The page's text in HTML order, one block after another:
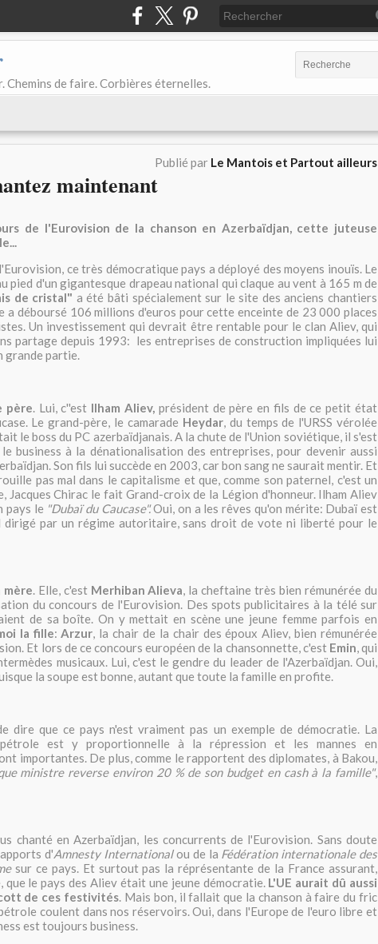
Chemins de faire. Corbières éternelles.
Publié par Le Mantois et Partout ailleurs
maintenant
de l'Eurovision de la chanson en Azerbaïdjan, cette juteuse
ce très démocratique pays a déployé des moyens inouïs. Le
pied d'un gigantesque drapeau national qui claque au vent à 165 m de
de cristal" a été bâti spécialement sur le site des anciens chantiers
a déboursé 106 millions d'euros pour cette enceinte de 23 000 places
Un investissement qui devrait être rentable pour le clan Aliev, qui
partage depuis 1993: les entreprises de construction impliquées lui
grande partie.
père. Lui, c''est Ilham Aliev, président de père en fils de ce petit état
Le grand-père, le camarade Heydar, du temps de l'URSS vérolée
le boss du PC azerbaïdjanais. A la chute de l'Union soviétique, il s'est
business à la dénationalisation des entreprises, pour devenir aussi
Son fils lui succède en 2003, car bon sang ne saurait mentir. Et
pas mal dans le capitalisme et que, comme son paternel, c'est un
Jacques Chirac le fait Grand-croix de la Légion d'honneur. Ilham Aliev
pays le "Dubaï du Caucase".Oui, on a les rêves qu'on mérite: Dubaï est
dirigé par un régime autoritaire, sans droit de vote ni liberté pour le
mère. Elle, c'est Merhiban Alieva, la cheftaine très bien rémunérée du
du concours de l'Eurovision. Des spots publicitaires à la télé sur
de sa boîte. On y mettait en scène une jeune femme parfois en
la fille:Arzur, la chair de la chair des époux Aliev, bien rémunérée
Et lors de ce concours européen de la chansonnette, c'est Emin, qui
musicaux. Lui, c'est le gendre du leader de l'Azerbaïdjan. Oui,
la soupe est bonne, autant que toute la famille en profite.
dire que ce pays n'est vraiment pas un exemple de démocratie. La
est y proportionnelle à la répression et les mannes en
importantes. De plus, comme le rapportent des diplomates, à Bakou,
ministre reverse environ 20 % de son budget en cash à la famille",
chanté en Azerbaïdjan, les concurrents de l'Eurovision. Sans doute
d'Amnesty Internationalou de la Fédération internationale des
sur ce pays. Et surtout pas la réprésentante de la France assurant,
que le pays des Aliev était une jeune démocratie. L'UE aurait dû aussi
de ces festivités. Mais bon, il fallait que la chanson à faire du fric
coulent dans nos réservoirs. Oui, dans l'Europe de l'euro libre et
est toujours business.